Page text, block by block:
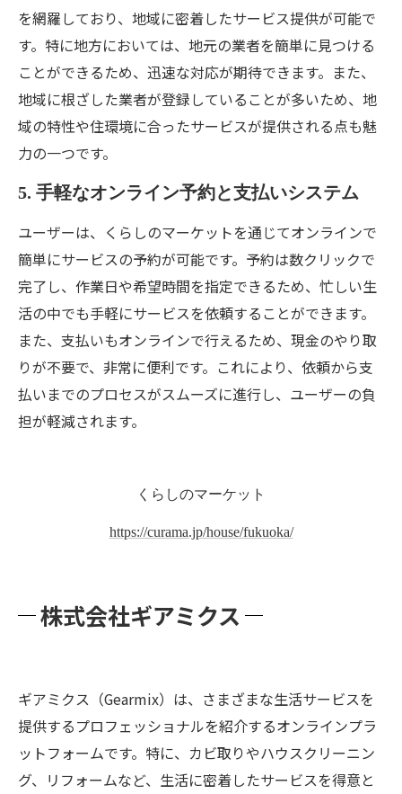
を網羅しており、地域に密着したサービス提供が可能で
す。特に地方においては、地元の業者を簡単に見つける
ことができるため、迅速な対応が期待できます。また、
地域に根ざした業者が登録していることが多いため、地
域の特性や住環境に合ったサービスが提供される点も魅
力の一つです。
5. 手軽なオンライン予約と支払いシステム
ユーザーは、くらしのマーケットを通じてオンラインで
簡単にサービスの予約が可能です。予約は数クリックで
完了し、作業日や希望時間を指定できるため、忙しい生
活の中でも手軽にサービスを依頼することができます。
また、支払いもオンラインで行えるため、現金のやり取
りが不要で、非常に便利です。これにより、依頼から支
払いまでのプロセスがスムーズに進行し、ユーザーの負
担が軽減されます。
くらしのマーケット
https://curama.jp/house/fukuoka/
株式会社ギアミクス
ギアミクス（Gearmix）は、さまざまな生活サービスを
提供するプロフェッショナルを紹介するオンラインプラ
ットフォームです。特に、カビ取りやハウスクリーニン
グ、リフォームなど、生活に密着したサービスを得意と